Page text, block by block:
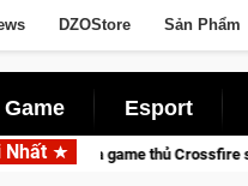
DZOStore Sản Phẩm
Esport
Nhất sẽ lộng lẫy ánh đèn với Kho